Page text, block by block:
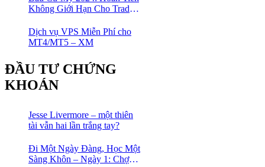
Không Giới Hạn Cho Trader
Dịch vụ VPS Miễn Phí cho
MT4/MT5 – XM
ĐẦU TƯ CHỨNG
KHOÁN
Jesse Livermore – một thiên
tài vẫn hai lần trắng tay?
Đi Một Ngày Đàng, Học Một
Sàng Khôn – Ngày 1: Chợ